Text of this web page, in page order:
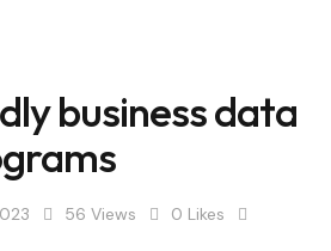
business data
56 Views 0 Likes